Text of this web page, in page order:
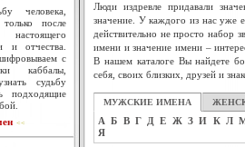
человека,
после
и отчества.
с
каббалы,
судьбу
подходящие
<<
Люди издревле придавали
значение. У каждого из нас уже
действительно не просто набор
имени и значение имени –
В нашем каталоге Вы найдете
себя, своих близких, друзей и
МУЖСКИЕ ИМЕНА
А Б В Г Д Е Ж З И К Л
Я